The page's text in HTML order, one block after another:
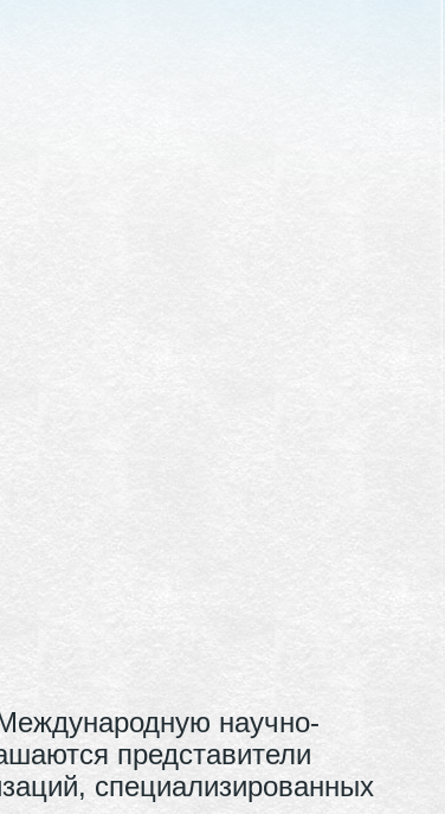
научно-
представители
специализированных